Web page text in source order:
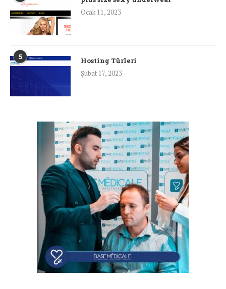
Ocak 11, 2023
5
Hosting Türleri
Şubat 17, 2023